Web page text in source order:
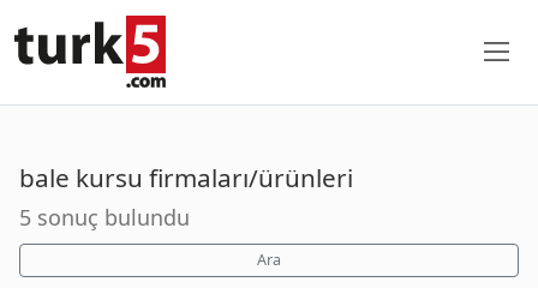
bale kursu firmaları/ürünleri
5 sonuç bulundu
Ara